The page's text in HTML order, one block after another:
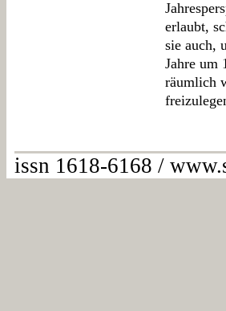
erlaubt,
sie auch,
Jahre um
räumlich
issn 1618-6168 /